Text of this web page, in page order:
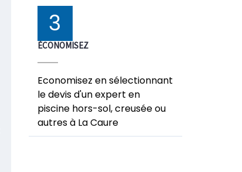
3
ÉCONOMISEZ
Economisez en sélectionnant
le devis d'un expert en
piscine hors-sol, creusée ou
autres à La Caure